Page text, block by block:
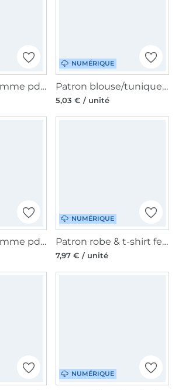
Patron robe femme pdf Lovely Elegant Dress LovelySewDesign, en allemand
NUMÉRIQUE
Patron blouse/tunique/robe femme pdf Clark Sew Simple, en allemand
5,03 € / unité
Patron robe femme pdf Jotta Sew Simple, en allemand
NUMÉRIQUE
Patron robe & t-shirt femme pdf Fru Kaja Snygges, en allemand
7,97 € / unité
NUMÉRIQUE